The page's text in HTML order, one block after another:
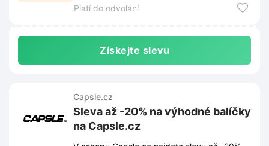
Platí do odvolání
Získejte slevu
Capsle.cz
Sleva až -20% na výhodné balíčky
na Capsle.cz